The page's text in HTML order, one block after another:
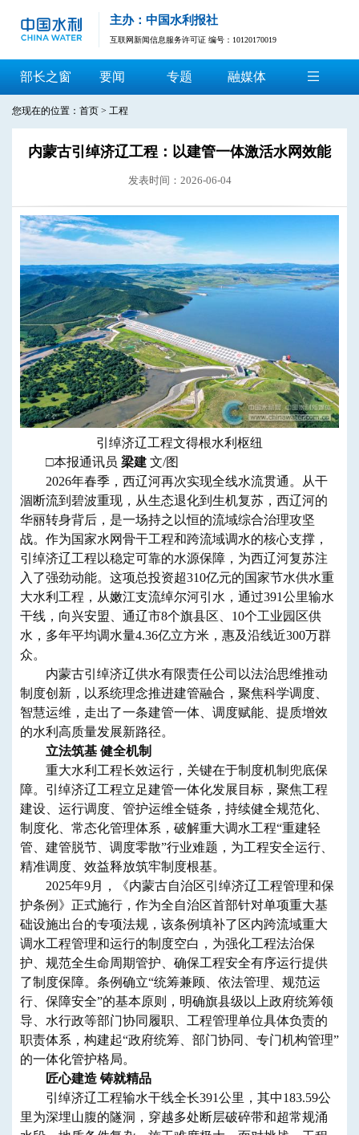
主办：中国水利报社
互联网新闻信息服务许可证 编号：10120170019
部长之窗 要闻 专题 融媒体
您现在的位置： 首页 > 工程
内蒙古引绰济辽工程：以建管一体激活水网效能
发表时间：2026-06-04
引绰济辽工程文得根水利枢纽
□本报通讯员 梁建 文/图
2026年春季，西辽河再次实现全线水流贯通。从干
涸断流到碧波重现，从生态退化到生机复苏，西辽河的
华丽转身背后，是一场持之以恒的流域综合治理攻坚
战。作为国家水网骨干工程和跨流域调水的核心支撑，
引绰济辽工程以稳定可靠的水源保障，为西辽河复苏注
入了强劲动能。这项总投资超310亿元的国家节水供水重
大水利工程，从嫩江支流绰尔河引水，通过391公里输水
干线，向兴安盟、通辽市8个旗县区、10个工业园区供
水，多年平均调水量4.36亿立方米，惠及沿线近300万群
众。
内蒙古引绰济辽供水有限责任公司以法治思维推动
制度创新，以系统理念推进建管融合，聚焦科学调度、
智慧运维，走出了一条建管一体、调度赋能、提质增效
的水利高质量发展新路径。
立法筑基 健全机制
重大水利工程长效运行，关键在于制度机制兜底保
障。引绰济辽工程立足建管一体化发展目标，聚焦工程
建设、运行调度、管护运维全链条，持续健全规范化、
制度化、常态化管理体系，破解重大调水工程“重建轻
管、建管脱节、调度零散”行业难题，为工程安全运行、
精准调度、效益释放筑牢制度根基。
2025年9月，《内蒙古自治区引绰济辽工程管理和保
护条例》正式施行，作为全自治区首部针对单项重大基
础设施出台的专项法规，该条例填补了区内跨流域重大
调水工程管理和运行的制度空白，为强化工程法治保
护、规范全生命周期管护、确保工程安全有序运行提供
了制度保障。条例确立“统筹兼顾、依法管理、规范运
行、保障安全”的基本原则，明确旗县级以上政府统筹领
导、水行政等部门协同履职、工程管理单位具体负责的
职责体系，构建起“政府统筹、部门协同、专门机构管理”
的一体化管护格局。
匠心建造 铸就精品
引绰济辽工程输水干线全长391公里，其中183.59公
里为深埋山腹的隧洞，穿越多处断层破碎带和超常规涌